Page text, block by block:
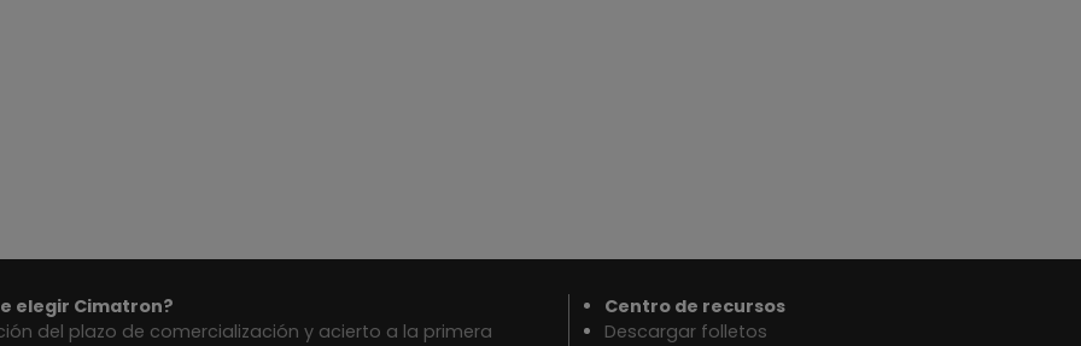
elegir Cimatron?
del plazo de comercialización y acierto a la primera
Centro de recursos
Descargar folletos